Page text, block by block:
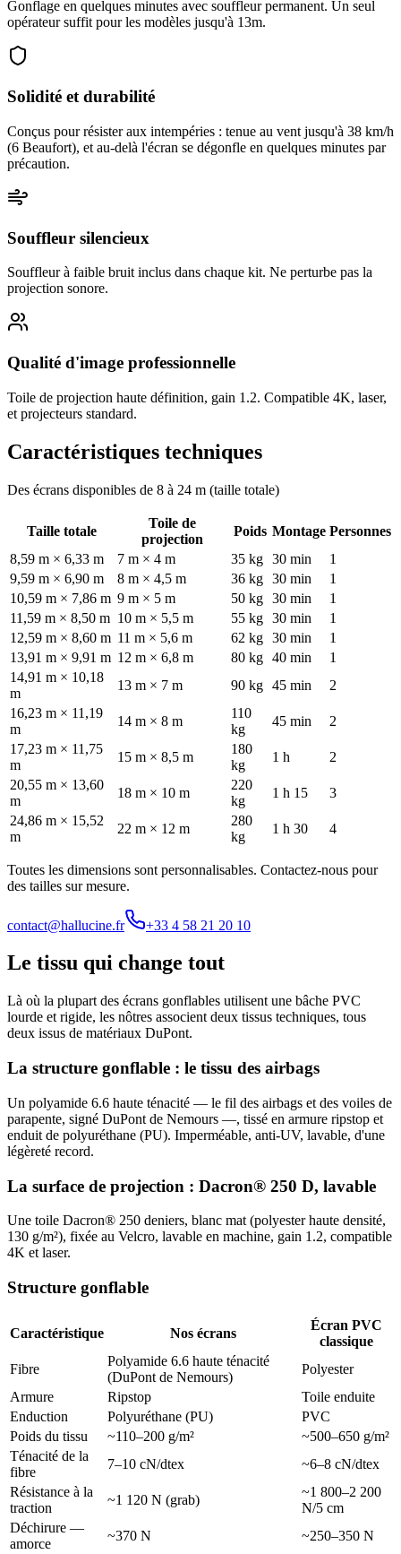
Gonflage en quelques minutes avec souffleur permanent. Un seul
opérateur suffit pour les modèles jusqu'à 13m.
Solidité et durabilité
Conçus pour résister aux intempéries : tenue au vent jusqu'à 38 km/h
(6 Beaufort), et au-delà l'écran se dégonfle en quelques minutes par
précaution.
Souffleur silencieux
Souffleur à faible bruit inclus dans chaque kit. Ne perturbe pas la
projection sonore.
Qualité d'image professionnelle
Toile de projection haute définition, gain 1.2. Compatible 4K, laser,
et projecteurs standard.
Caractéristiques techniques
Des écrans disponibles de 8 à 24 m (taille totale)
Taille totale
Toile de
projection
Poids Montage Personnes
8,59 m × 6,33 m
7 m × 4 m 35 kg 30 min
1
9,59 m × 6,90 m
8 m × 4,5 m 36 kg 30 min
1
10,59 m × 7,86 m 9 m × 5 m 50 kg 30 min
1
11,59 m × 8,50 m 10 m × 5,5 m 55 kg 30 min
1
12,59 m × 8,60 m 11 m × 5,6 m 62 kg 30 min
1
13,91 m × 9,91 m 12 m × 6,8 m 80 kg 40 min
1
14,91 m × 10,18
m
13 m × 7 m 90 kg 45 min
2
16,23 m × 11,19
m
14 m × 8 m
110
kg
45 min
2
17,23 m × 11,75
m
15 m × 8,5 m
180
kg
1 h
2
20,55 m × 13,60
m
18 m × 10 m
220
kg
1 h 15
3
24,86 m × 15,52
m
22 m × 12 m
280
kg
1 h 30 4
Toutes les dimensions sont personnalisables. Contactez-nous pour
des tailles sur mesure.
contact@hallucine.fr +33 4 58 21 20 10
Le tissu qui change tout
Là où la plupart des écrans gonflables utilisent une bâche PVC
lourde et rigide, les nôtres associent deux tissus techniques, tous
deux issus de matériaux DuPont.
La structure gonflable : le tissu des airbags
Un polyamide 6.6 haute ténacité — le fil des airbags et des voiles de
parapente, signé DuPont de Nemours —, tissé en armure ripstop et
enduit de polyuréthane (PU). Imperméable, anti-UV, lavable, d'une
légèreté record.
La surface de projection : Dacron® 250 D, lavable
Une toile Dacron® 250 deniers, blanc mat (polyester haute densité,
130 g/m²), fixée au Velcro, lavable en machine, gain 1.2, compatible
4K et laser.
Structure gonflable
Caractéristique Nos écrans
Écran PVC
classique
Fibre
Polyamide 6.6 haute ténacité
(DuPont de Nemours)
Polyester
Armure
Ripstop
Toile enduite
Enduction
Polyuréthane (PU)
PVC
Poids du tissu
~110–200 g/m²
~500–650 g/m²
Ténacité de la
fibre
7–10 cN/dtex
~6–8 cN/dtex
Résistance à la
traction
~1 120 N (grab)
~1 800–2 200
N/5 cm
Déchirure —
amorce
~370 N
~250–350 N